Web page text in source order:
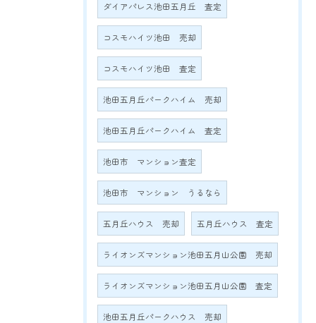
ダイアパレス池田五月丘 査定
コスモハイツ池田 売却
コスモハイツ池田 査定
池田五月丘パークハイム 売却
池田五月丘パークハイム 査定
池田市 マンション査定
池田市 マンション うるなら
五月丘ハウス 売却 五月丘ハウス 査定
ライオンズマンション池田五月山公園 売却
ライオンズマンション池田五月山公園 査定
池田五月丘パークハウス 売却